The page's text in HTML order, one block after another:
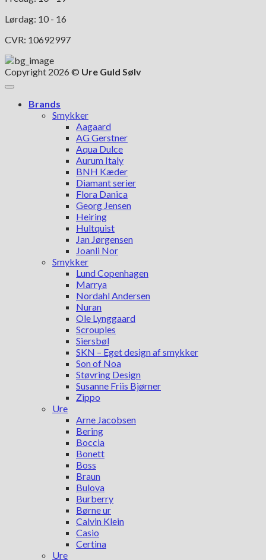
Lørdag: 10 - 16
CVR: 10692997
Copyright 2026 © Ure Guld Sølv
Brands
Smykker
Aagaard
AG Gerstner
Aqua Dulce
Aurum Italy
BNH Kæder
Diamant serier
Flora Danica
Georg Jensen
Heiring
Hultquist
Jan Jørgensen
Joanli Nor
Smykker
Lund Copenhagen
Marrya
Nordahl Andersen
Nuran
Ole Lynggaard
Scrouples
Siersbøl
SKN – Eget design af smykker
Son of Noa
Støvring Design
Susanne Friis Bjørner
Zippo
Ure
Arne Jacobsen
Bering
Boccia
Bonett
Boss
Braun
Bulova
Burberry
Børne ur
Calvin Klein
Casio
Certina
Ure